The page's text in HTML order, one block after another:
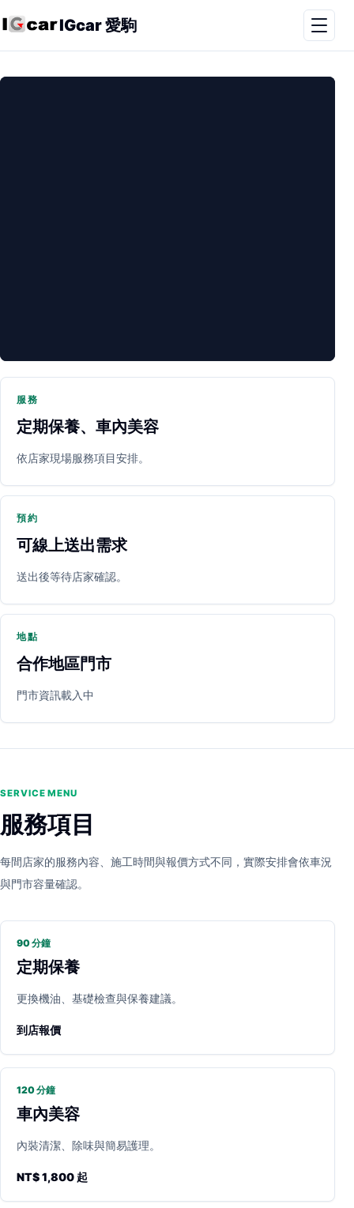
IGcar 愛駒
PARTNER SHOP
立即預約 開啟地圖 其他店家
服務
定期保養、車內美容
依店家現場服務項目安排。
預約
可線上送出需求
送出後等待店家確認。
地點
合作地區門市
門市資訊載入中
SERVICE MENU
服務項目
每間店家的服務內容、施工時間與報價方式不同，實際安排會依車況
與門市容量確認。
90 分鐘
定期保養
更換機油、基礎檢查與保養建議。
到店報價
120 分鐘
車內美容
內裝清潔、除味與簡易護理。
NT$ 1,800 起